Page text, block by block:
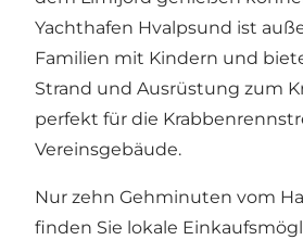
Yachthafen Hvalpsund ist
Familien mit Kindern und
Strand und Ausrüstung zum
perfekt für die
Vereinsgebäude.
Nur zehn Gehminuten vom
finden Sie lokale